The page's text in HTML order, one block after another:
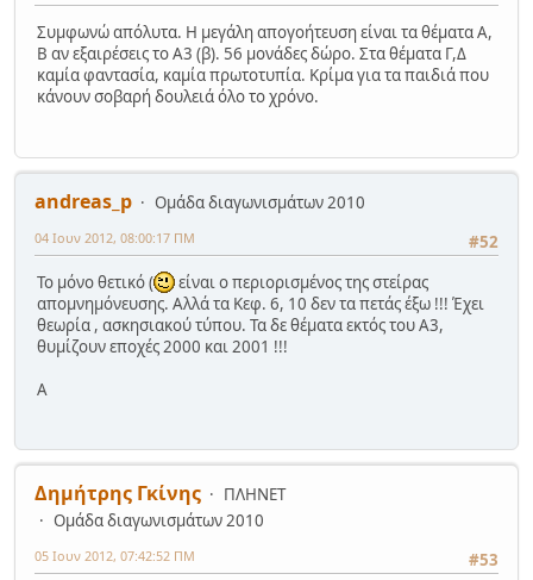
Συμφωνώ απόλυτα. Η μεγάλη απογοήτευση είναι τα θέματα Α,
Β αν εξαιρέσεις το Α3 (β). 56 μονάδες δώρο. Στα θέματα Γ,Δ
καμία φαντασία, καμία πρωτοτυπία. Κρίμα για τα παιδιά που
κάνουν σοβαρή δουλειά όλο το χρόνο.
andreas_p
Ομάδα διαγωνισμάτων 2010
#52
04 Ιουν 2012, 08:00:17 ΠΜ
Το μόνο θετικό (
είναι ο περιορισμένος της στείρας
απομνημόνευσης. Αλλά τα Κεφ. 6, 10 δεν τα πετάς έξω !!! Έχει
θεωρία , ασκησιακού τύπου. Τα δε θέματα εκτός του Α3,
θυμίζουν εποχές 2000 και 2001 !!!
Α
Δημήτρης Γκίνης
ΠΛΗΝΕΤ
Ομάδα διαγωνισμάτων 2010
#53
05 Ιουν 2012, 07:42:52 ΠΜ